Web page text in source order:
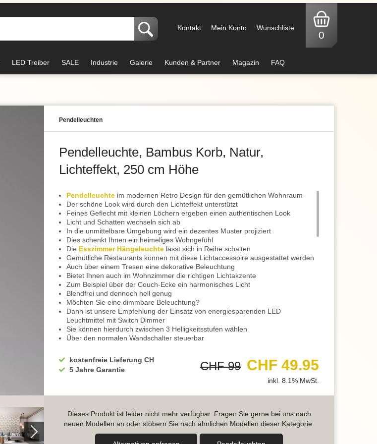
Kontakt Mein Konto Wunschliste
0
LED Treiber SALE Industrie Galerie Kunden & Partner Magazin FAQ
Pendel­leuchten
Pendelleuchte, Bambus Korb, Natur,
Lichteffekt, 250 cm Höhe
Pendelleuchte im modernen Retro Design für den gemütlichen Wohnraum
Der schöne Look wird durch den Lichteffekt unterstützt
Feines Geflecht mit kleinen Löchern ergeben einen authentischen Look
Licht und Schatten wechseln sich ab
In die unmittelbare Umgebung wird ein dezentes Muster projiziert
Dies schenkt Ihnen ein heimeliges Wohngefühl
Die Esszimmer Hängeleuchte lässt sich in Reihe schalten
Gemütliche Restaurants können mit diese Lichtaccessoire ausgestattet werden
Auch über einem Tresen eine dekorative Beleuchtung
Bietet Ihnen auch im Wohnzimmer die richtigen Lichtakzente
Zum Beispiel über der Couch-Ecke ein harmonisches Licht
Blendfrei und dennoch hell genug
Möchten Sie eine dimmbare Beleuchtung?
Dann ist unsere Empfehlung der Einsatz von energiesparenden LED
Leuchtmittel mit Switch Dimmer
Sie können hierdurch zwischen 3 Helligkeitsstufen wählen
Über den normalen Wandschalter steuerbar
Geniessen Sie die hervorragende Beleuchtung, zum Beispiel beim Abendessen
Beim Lesen ebenfalls von Vorteil
Durch aus- und wieder anschalten, dimmen Sie die Helligkeit auf 50%
Lassen Sie mal alle "Viere" gerade sein und spannen Sie abends aus
Untermalt auch bei einem romantischen Abendessen die Stimmung
DieHotel Pendelleuchtewirkt in den Zimmern ebenso attraktiv, wie über dem
Empfangstresen
kostenfreie Lieferung CH
5 Jahre Garantie
CHF 99 CHF 49.95
inkl. 8.1% MwSt.
Dieses Produkt ist leider nicht mehr verfügbar. Fragen Sie gerne bei uns nach
neuen Modellen an oder stöbern Sie nach ähnlichen Modellen dieser Kategorie.